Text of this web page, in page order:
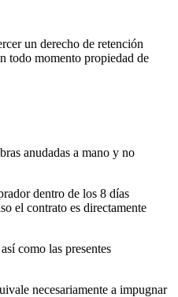
un derecho de retención
todo momento propiedad de
anudadas a mano y no
dentro de los 8 días
el contrato es directamente
como las presentes
necesariamente a impugnar